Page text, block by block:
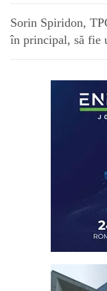
Sorin Spiridon,
în principal, să fie